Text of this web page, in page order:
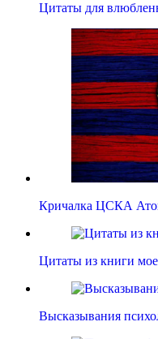
Цитаты для
Кричалка ЦСКА
Цитаты из книги
Высказывания